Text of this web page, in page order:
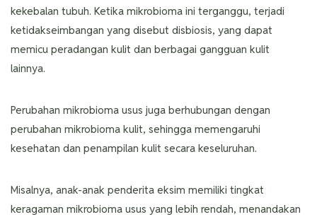
kekebalan tubuh. Ketika mikrobioma ini terganggu, terjadi
ketidakseimbangan yang disebut disbiosis, yang dapat
memicu peradangan kulit dan berbagai gangguan kulit
lainnya.
Perubahan mikrobioma usus juga berhubungan dengan
perubahan mikrobioma kulit, sehingga memengaruhi
kesehatan dan penampilan kulit secara keseluruhan.
Misalnya, anak-anak penderita eksim memiliki tingkat
keragaman mikrobioma usus yang lebih rendah, menandakan